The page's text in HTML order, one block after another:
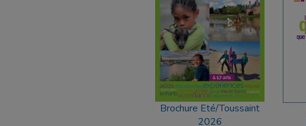
Brochure Eté/Toussaint
2026